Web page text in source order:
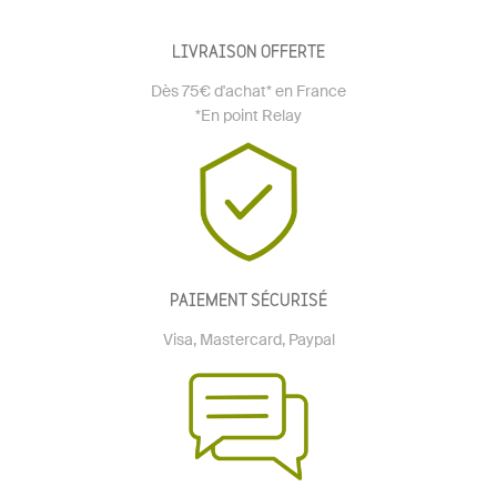
LIVRAISON OFFERTE
Dès 75€ d'achat* en France
*En point Relay
PAIEMENT SÉCURISÉ
Visa, Mastercard, Paypal